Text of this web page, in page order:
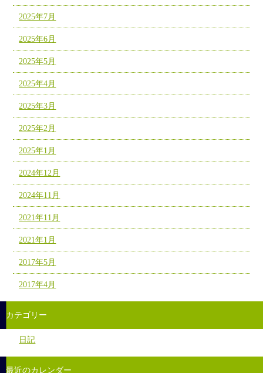
2025年7月
2025年6月
2025年5月
2025年4月
2025年3月
2025年2月
2025年1月
2024年12月
2024年11月
2021年11月
2021年1月
2017年5月
2017年4月
カテゴリー
日記
最近のカレンダー